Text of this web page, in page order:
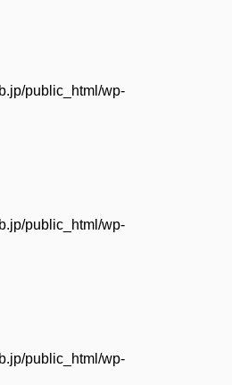
public_html/wp-
public_html/wp-
public_html/wp-